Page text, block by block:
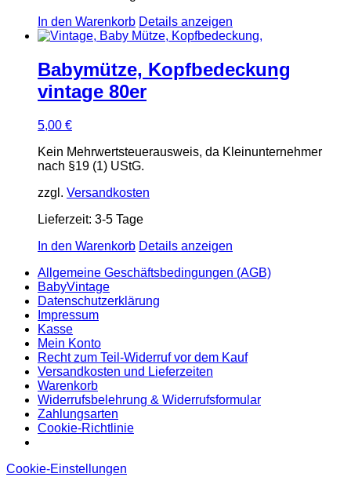
In den Warenkorb Details anzeigen
Babymütze, Kopfbedeckung
vintage 80er
5,00 €
Kein Mehrwertsteuerausweis, da Kleinunternehmer
nach §19 (1) UStG.
zzgl. Versandkosten
Lieferzeit: 3-5 Tage
In den Warenkorb Details anzeigen
Allgemeine Geschäftsbedingungen (AGB)
BabyVintage
Datenschutzerklärung
Impressum
Kasse
Mein Konto
Recht zum Teil-Widerruf vor dem Kauf
Versandkosten und Lieferzeiten
Warenkorb
Widerrufsbelehrung & Widerrufsformular
Zahlungsarten
Cookie-Richtlinie
Cookie-Einstellungen